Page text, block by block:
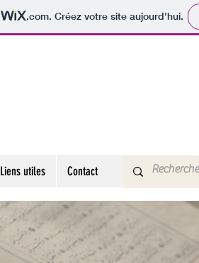
.com. Créez votre site aujourd'hui.
Liens utiles Contact